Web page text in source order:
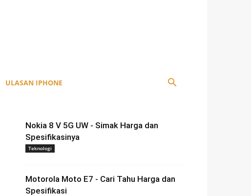
ULASAN IPHONE
Nokia 8 V 5G UW - Simak Harga dan
Spesifikasinya
Teknologi
Motorola Moto E7 - Cari Tahu Harga dan
Spesifikasi